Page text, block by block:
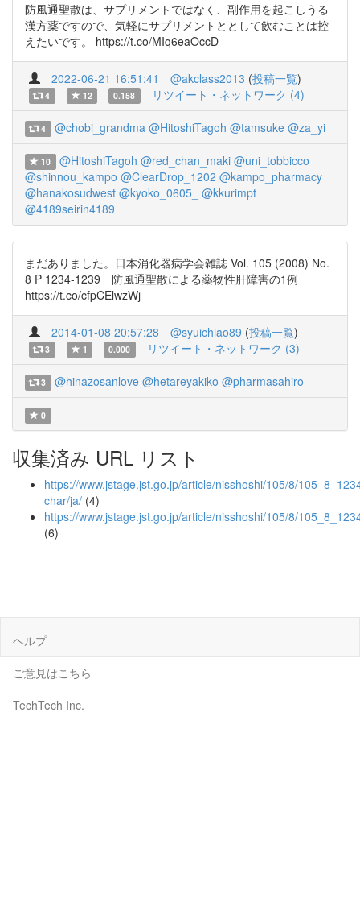
防風通聖散は、サプリメントではなく、副作用を起こしうる
漢方薬ですので、気軽にサプリメントととして飲むことは控
えたいです。 https://t.co/MIq6eaOccD
2022-06-21 16:51:41 @akclass2013 (投稿一覧)
4 12 0.158 リツイート・ネットワーク (4)
4 @chobi_grandma @HitoshiTagoh @tamsuke @za_yi
10 @HitoshiTagoh @red_chan_maki @uni_tobbicco
@shinnou_kampo @ClearDrop_1202 @kampo_pharmacy
@hanakosudwest @kyoko_0605_
@kkurimpt
@4189seirin4189
まだありました。日本消化器病学会雑誌 Vol. 105 (2008) No.
8 P 1234-1239 防風通聖散による薬物性肝障害の1例
https://t.co/cfpCElwzWj
2014-01-08 20:57:28 @syuichiao89 (投稿一覧)
3 1 0.000 リツイート・ネットワーク (3)
3 @hinazosanlove @hetareyakiko @pharmasahiro
0
収集済み URL リスト
https://www.jstage.jst.go.jp/article/nisshoshi/105/8/
char/ja/ (4)
https://www.jstage.jst.go.jp/article/nisshoshi/105/8/
(6)
ヘルプ
ご意見はこちら
TechTech Inc.